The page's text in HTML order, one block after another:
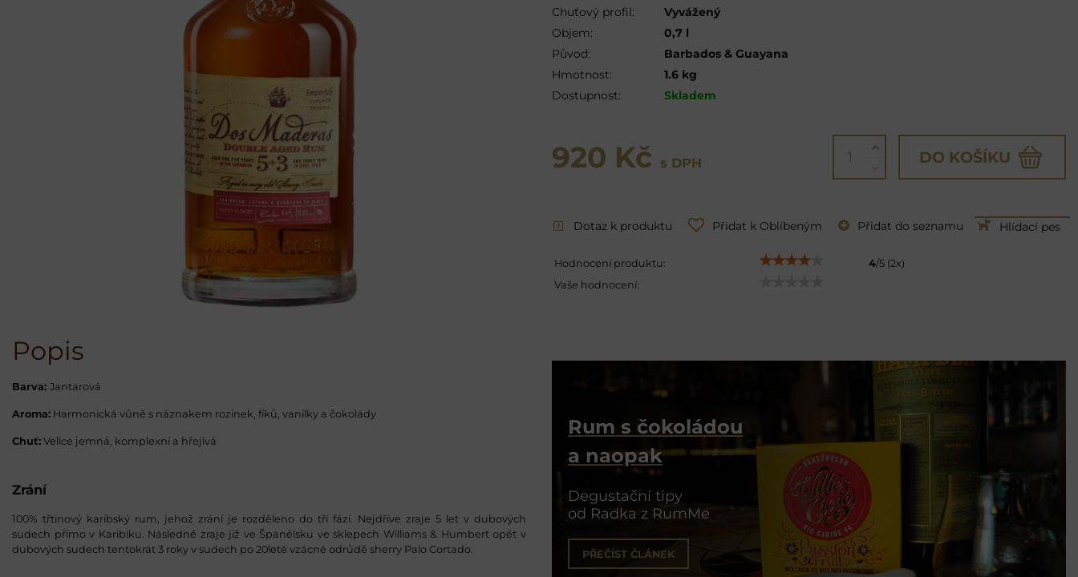
Chuťový profil:
Vyvážený
Objem:
0,7 l
Původ:
Barbados & Guayana
Hmotnost:
1.6 kg
Dostupnost:
Skladem
920 Kč s DPH DO KOŠÍKU
Dotaz k produktu Přidat k Oblíbeným Přidat do seznamu Hlídací pes
Hodnocení produktu: 4/5 (2x)
Vaše hodnocení:
Popis
Barva: Jantarová
Aroma: Harmonická vůně s náznakem rozinek, fíků, vanilky a čokolády
Chuť: Velice jemná, komplexní a hřejivá
Zrání
100% třtinový karibský rum, jehož zrání je rozděleno do tří fází. Nejdříve zraje 5 let v dubových
sudech přímo v Karibiku. Následně zraje již ve Španělsku ve sklepech Williams & Humbert opět v
dubových sudech tentokrát 3 roky v sudech po 20leté vzácné odrůdě sherry Palo Cortado.
Rum s čokoládou
a naopak
Degustační tipy
od Radka z RumMe
PŘEČÍST ČLÁNEK